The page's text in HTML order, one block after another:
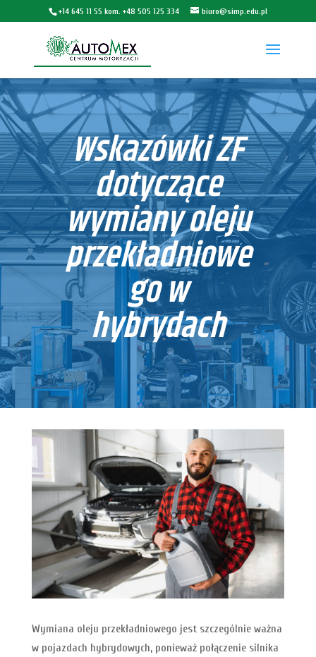
+14 645 11 55 kom. +48 505 125 334 biuro@simp.edu.pl
Wskazówki ZF
dotyczące
wymiany oleju
przekładniowe
go w
hybrydach
Wymiana oleju przekładniowego jest szczególnie ważna
w pojazdach hybrydowych, ponieważ połączenie silnika